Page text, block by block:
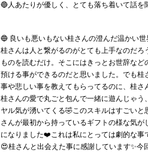
🔵人あたりが優しく、とても落ち着いて話を
🔵 良いも悪いもない桂さんの澄んだ温かい
桂さんは人と繋がるのがとても上手なのだ
ものを読むだけ。そこにはきっとお世辞な
預ける事ができるのだと思いました。でも
事や悲しい事を教えてもらってるのに、桂
桂さんの愛で丸ごと包んで一緒に遊んじゃ
ヤル気が湧いてくる🤣このスキルはすごい
さんが最初から持っているギフトの様な気
になりました❤️これは私にとっては劇的な事
😍桂さんと出会えた事に感謝しています✨今